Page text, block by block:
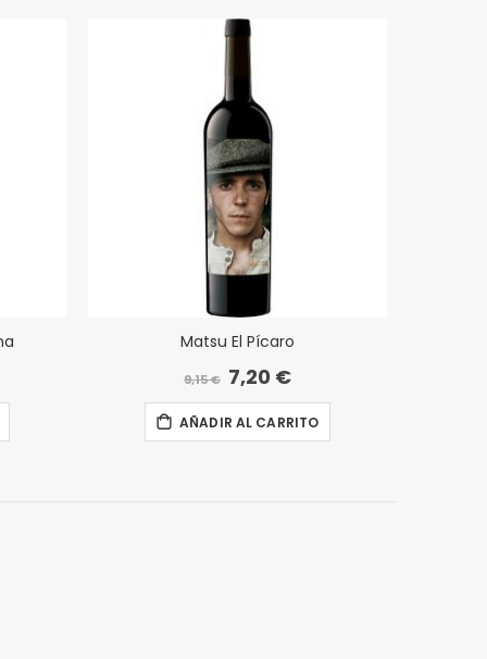
Matsu El Pícaro
9,15 € Precio
especial
7,20 €
AÑADIR AL CARRITO